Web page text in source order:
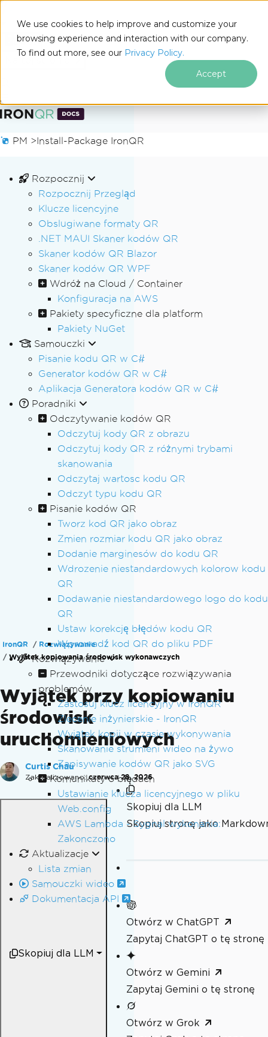
We use cookies to help improve and customize your
browsing experience and interaction with our company.
To find out more, see our Privacy Policy.
Accept
Przejdź do treści stopki
Docs
PM >Install-Package IronQR
Rozpocznij
Rozpocznij Przegląd
Klucze licencyjne
Obslugiwane formaty QR
.NET MAUI Skaner kodów QR
Skaner kodów QR Blazor
Skaner kodów QR WPF
Wdróż na Cloud / Container
Konfiguracja na AWS
Pakiety specyficzne dla platform
Pakiety NuGet
Samouczki
Pisanie kodu QR w C#
Generator kodów QR w C#
Aplikacja Generatora kodów QR w C#
Poradniki
Odczytywanie kodów QR
Odczytuj kody QR z obrazu
Odczytuj kody QR z różnymi trybami
skanowania
Odczytaj wartosc kodu QR
Odczyt typu kodu QR
Pisanie kodów QR
Tworz kod QR jako obraz
Zmien rozmiar kodu QR jako obraz
Dodanie marginesów do kodu QR
Wdrozenie niestandardowych kolorow kodu
QR
Dodawanie niestandardowego logo do kodu
QR
Ustaw korekcję błędów kodu QR
Wprowadź kod QR do pliku PDF
Rozwiązywanie
Przewodniki dotyczące rozwiązywania
problemów
Zastosuj klucz licencyjny w IronQR
Zlecenie inżynierskie - IronQR
Wyjątek kopii w czasie wykonywania
Skanowanie strumieni wideo na żywo
Zapisywanie kodów QR jako SVG
Komunikaty o błędach
Ustawianie klucza licencyjnego w pliku
Web.config
AWS Lambda - Sygnal wykonania:
Zakonczono
Aktualizacje
Lista zmian
Samouczki wideo
Dokumentacja API
IronQR
Rozwiązywanie
Wyjatek kopiowania środowisk wykonawczych
Wyjątek przy kopiowaniu
środowisk
uruchomieniowych
Curtis Chau
Zaktualizowano: czerwca 28, 2026
Skopiuj dla LLM
Skopiuj dla LLM
Skopiuj stronę jako
Otwórz w ChatGPT
Zapytaj ChatGPT o tę stronę
Otwórz w Gemini
Zapytaj Gemini o tę stronę
Otwórz w Grok